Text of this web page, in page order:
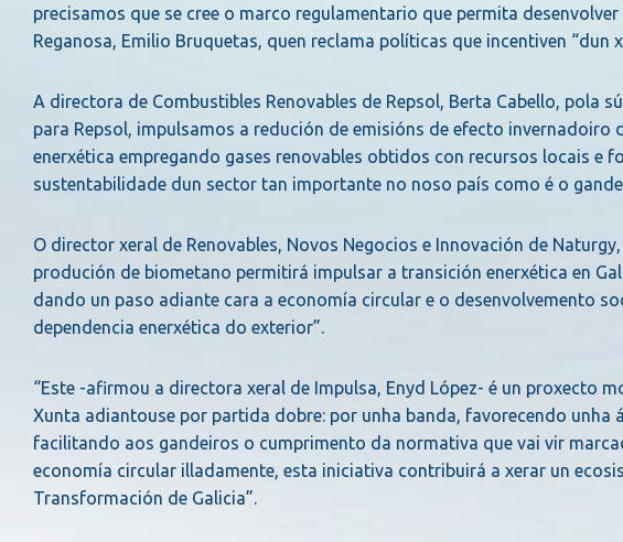
precisamos que se cree o marco regulamentario que permita
Reganosa, Emilio Bruquetas, quen reclama políticas que incentiven “dun
A directora de Combustibles Renovables de Repsol, Berta Cabello, pola
para Repsol, impulsamos a redución de emisións de efecto
enerxética empregando gases renovables obtidos con recursos locais e
sustentabilidade dun sector tan importante no noso país como é o
O director xeral de Renovables, Novos Negocios e Innovación de
produción de biometano permitirá impulsar a transición enerxética en
dando un paso adiante cara a economía circular e o desenvolvemento
dependencia enerxética do exterior”.
“Este -afirmou a directora xeral de Impulsa, Enyd López- é un proxecto
Xunta adiantouse por partida dobre: por unha banda, favorecendo unha
facilitando aos gandeiros o cumprimento da normativa que vai vir
economía circular illadamente, esta iniciativa contribuirá a xerar un
Transformación de Galicia”.